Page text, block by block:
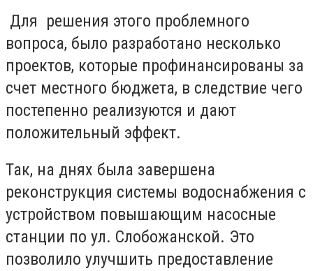
Для решения этого проблемного
вопроса, было разработано несколько
проектов, которые профинансированы за
счет местного бюджета, в следствие чего
постепенно реализуются и дают
положительный эффект.
Так, на днях была завершена
реконструкция системы водоснабжения с
устройством повышающим насосные
станции по ул. Слобожанской. Это
позволило улучшить предоставление